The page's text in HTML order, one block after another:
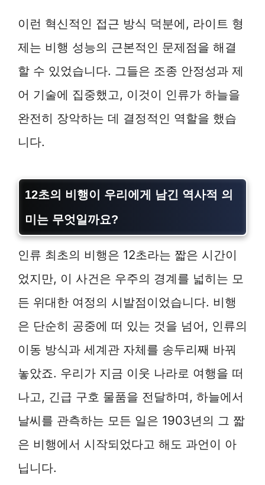
이런 혁신적인 접근 방식 덕분에, 라이트 형
제는 비행 성능의 근본적인 문제점을 해결
할 수 있었습니다. 그들은 조종 안정성과 제
어 기술에 집중했고, 이것이 인류가 하늘을
완전히 장악하는 데 결정적인 역할을 했습
니다.
12초의 비행이 우리에게 남긴 역사적 의
미는 무엇일까요?
인류 최초의 비행은 12초라는 짧은 시간이
었지만, 이 사건은 우주의 경계를 넓히는 모
든 위대한 여정의 시발점이었습니다. 비행
은 단순히 공중에 떠 있는 것을 넘어, 인류의
이동 방식과 세계관 자체를 송두리째 바꿔
놓았죠. 우리가 지금 이웃 나라로 여행을 떠
나고, 긴급 구호 물품을 전달하며, 하늘에서
날씨를 관측하는 모든 일은 1903년의 그 짧
은 비행에서 시작되었다고 해도 과언이 아
닙니다.